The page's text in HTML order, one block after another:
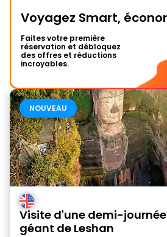
Voyagez Smart,
Faites votre première
réservation et débloquez
des offres et réductions
incroyables.
NOUVEAU
Visite d'une demi-
géant de Leshan